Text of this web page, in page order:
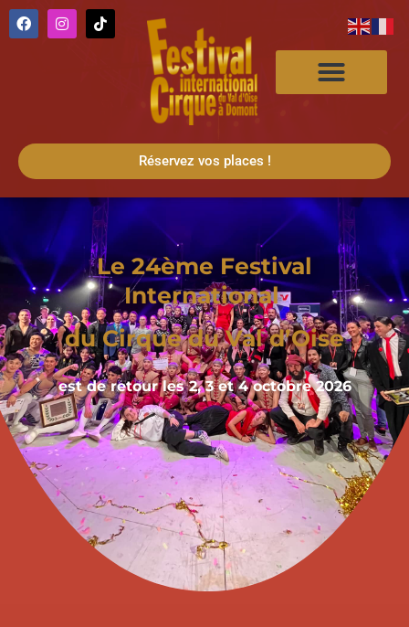
Réservez vos places !
Le 24ème Festival
International
du Cirque du Val d’Oise
est de retour les 2, 3 et 4 octobre 2026